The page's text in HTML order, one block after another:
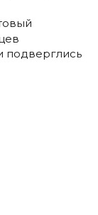
подверглись